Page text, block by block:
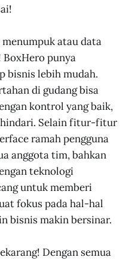
atau data
BoxHero punya
bisnis lebih mudah.
di gudang bisa
kontrol yang baik,
Selain fitur-fitur
ramah pengguna
anggota tim, bahkan
teknologi
untuk memberi
fokus pada hal-hal
bisnis makin bersinar.
Dengan semua